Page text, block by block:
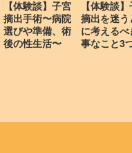
【体験談】子宮
摘出手術〜病院
選びや準備、術
後の性生活〜
【体験談
摘出を迷う
に考えるべ
事なこと3